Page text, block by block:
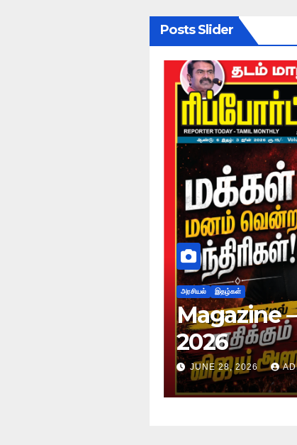
Posts Slider
அரசியல் இதழ்கள்
Magazine –
2026
JUNE 28, 2026 ADMIN